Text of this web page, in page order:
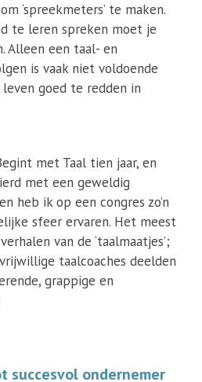
‘spreekmeters’ te maken.
te leren spreken moet je
Alleen een taal- en
is vaak niet voldoende
goed te redden in
met Taal tien jaar, en
met een geweldig
heb ik op een congres zo’n
sfeer ervaren. Het meest
van de ‘taalmaatjes’;
taalcoaches deelden
grappige en
succesvol ondernemer